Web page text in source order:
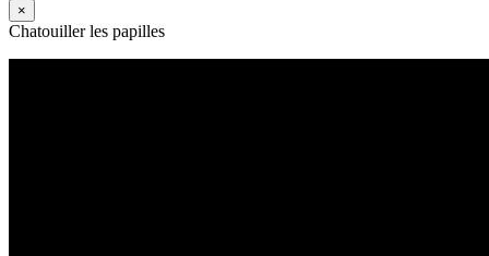
×
Chatouiller les papilles